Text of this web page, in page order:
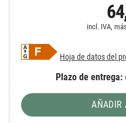
incl. IVA,
Hoja de datos del
Plazo de entrega:
AÑADIR